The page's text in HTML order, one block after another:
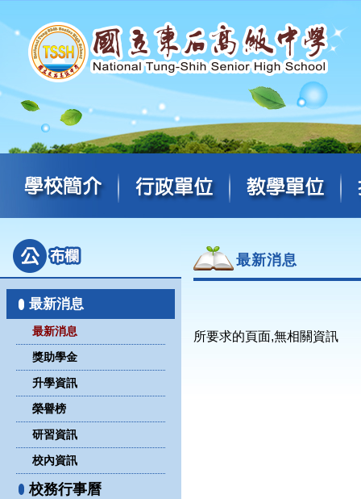
最新消息
最新消息
獎助學金
升學資訊
榮譽榜
研習資訊
校內資訊
校務行事曆
最新消息
所要求的頁面,無相關資訊